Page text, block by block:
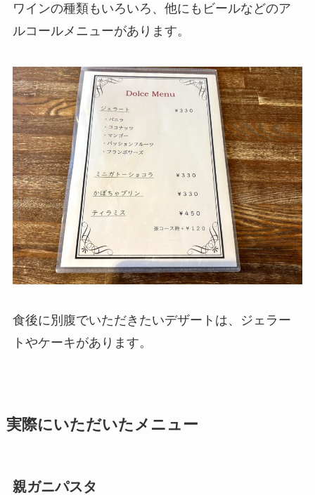
ワインの種類もいろいろ、他にもビールなどのア
ルコールメニューがあります。
食後に別腹でいただきたいデザートは、ジェラー
トやケーキがあります。
実際にいただいたメニュー
親ガニパスタ